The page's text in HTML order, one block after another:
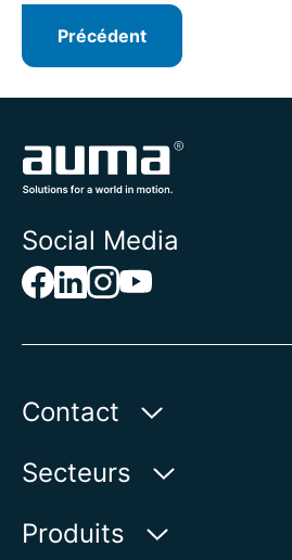
Précédent
Social Media
Contact
AUMA Riester
Aumastr. 1
Secteurs
Secteur des eaux
Produits